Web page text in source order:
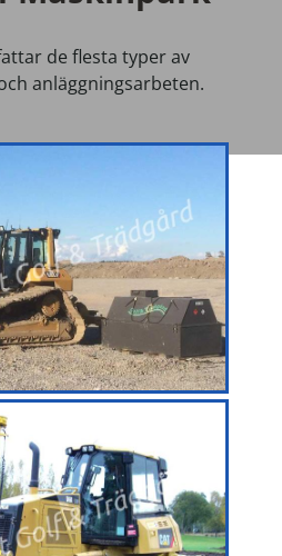
de flesta typer av
anläggningsarbeten.